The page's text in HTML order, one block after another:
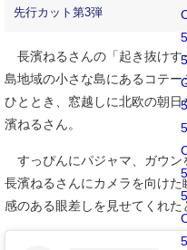
先行カット第3弾
長濱ねるさんの「起き抜けす
島地域の小さな島にあるコテ
ひととき、窓越しに北欧の朝
濱ねるさん。
すっぴんにパジャマ、ガウン
長濱ねるさんにカメラを向け
感のある眼差しを見せてくれた